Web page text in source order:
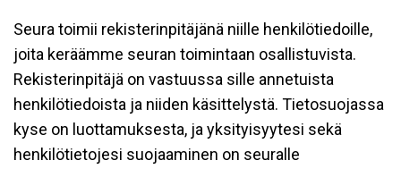
Seura toimii rekisterinpitäjänä niille henkilötiedoille,
joita keräämme seuran toimintaan osallistuvista.
Rekisterinpitäjä on vastuussa sille annetuista
henkilötiedoista ja niiden käsittelystä. Tietosuojassa
kyse on luottamuksesta, ja yksityisyytesi sekä
henkilötietojesi suojaaminen on seuralle